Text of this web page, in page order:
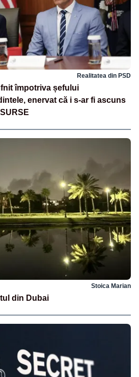
Realitatea din PSD
împotriva șefului
enervat că i s-ar fi ascuns
Stoica Marian
din Dubai